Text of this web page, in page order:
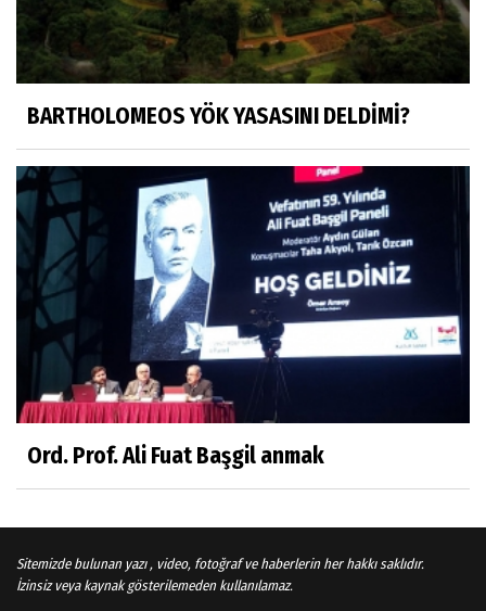
Prof. Dr. Nevzat Gözaydın
"Bir gecede millet cahil kaldı Alfabemiz
Sosyal medya
Gönenli Mehmet efendi kıssalarından biri
RIZK
Arşiv haberlerimiz
TÜRKİYEYE DEMOKRASI ŞIP DİYE GELMEDİ
Süleyman Aydın
Ali Karaca
İRAN COĞRAFYASININ DEVLETLERİ..
BARTHOLOMEOS YÖK YASASINI DELDİMİ?
Ord. Prof. Ali Fuat Başgil anmak
Sitemizde bulunan yazı , video, fotoğraf ve haberlerin her hakkı saklıdır.
İzinsiz veya kaynak gösterilemeden kullanılamaz.